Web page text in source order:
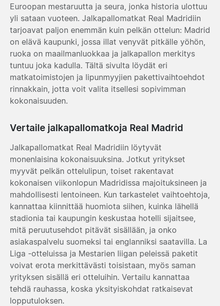
Euroopan mestaruutta ja seura, jonka historia ulottuu
yli sataan vuoteen. Jalkapallomatkat Real Madridiin
tarjoavat paljon enemmän kuin pelkän ottelun: Madrid
on elävä kaupunki, jossa illat venyvät pitkälle yöhön,
ruoka on maailmanluokkaa ja jalkapallon merkitys
tuntuu joka kadulla. Tältä sivulta löydät eri
matkatoimistojen ja lipunmyyjien pakettivaihtoehdot
rinnakkain, jotta voit valita itsellesi sopivimman
kokonaisuuden.
Vertaile jalkapallomatkoja Real Madrid
Jalkapallomatkat Real Madridiin löytyvät
monenlaisina kokonaisuuksina. Jotkut yritykset
myyvät pelkän ottelulipun, toiset rakentavat
kokonaisen viikonlopun Madridissa majoituksineen ja
mahdollisesti lentoineen. Kun tarkastelet vaihtoehtoja,
kannattaa kiinnittää huomiota siihen, kuinka lähellä
stadionia tai kaupungin keskustaa hotelli sijaitsee,
mitä peruutusehdot pitävät sisällään, ja onko
asiakaspalvelu suomeksi tai englanniksi saatavilla. La
Liga -otteluissa ja Mestarien liigan peleissä paketit
voivat erota merkittävästi toisistaan, myös saman
yrityksen sisällä eri otteluihin. Vertailu kannattaa
tehdä rauhassa, koska yksityiskohdat ratkaisevat
lopputuloksen.